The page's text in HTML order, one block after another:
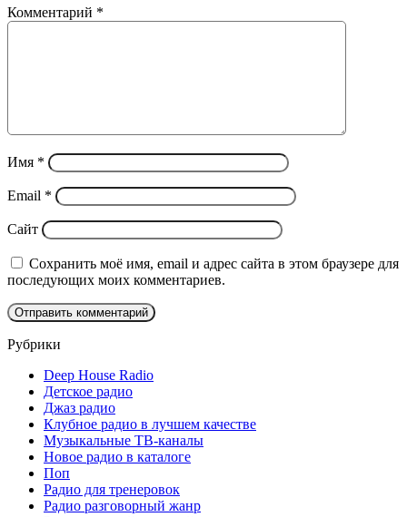
Комментарий *
Имя *
Email *
Сайт
Сохранить моё имя, email и адрес сайта в этом браузере для
последующих моих комментариев.
Рубрики
Deep House Radio
Детское радио
Джаз радио
Клубное радио в лучшем качестве
Музыкальные ТВ-каналы
Новое радио в каталоге
Поп
Радио для тренеровок
Радио разговорный жанр